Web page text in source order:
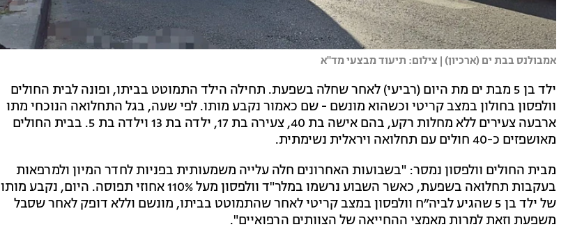
אמבולנס בבת ים (ארכיון) | צילום: תיעוד מבצעי מד"א
ילד בן 5 מבת ים מת היום (רביעי) לאחר שחלה בשפעת. תחילה הילד התמוטט בביתו, ופונה לבית החולים
וולפסון בחולון במצב קריטי וכשהוא מונשם - שם כאמור נקבע מותו. לפי שעה, בגל התחלואה הנוכחי מתו
ארבעה צעירים ללא מחלות רקע, בהם אישה בת 40, צעירה בת 17, ילדה בת 13 וילדה בת 5. בבית החולים
מאושפזים כ-40 חולים עם תחלואה ויראלית נשימתית.
מבית החולים וולפסון נמסר: "בשבועות האחרונים חלה עלייה משמעותית בפניות לחדר המיון ולמרפאות
בעקבות תחלואה בשפעת, כאשר השבוע נרשמו במלר"ד וולפסון מעל 110% אחוזי תפוסה. היום, נקבע מותו
של ילד בן 5 שהגיע לביה״ח וולפסון במצב קריטי לאחר שהתמוטט בביתו, מונשם וללא דופק לאחר שסבל
משפעת וזאת למרות מאמצי ההחייאה של הצוותים הרפואיים".